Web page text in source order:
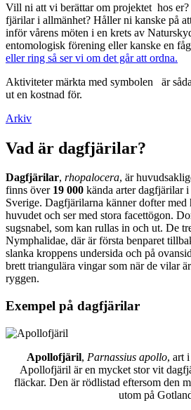
Vill ni att vi berättar om projektet hos
fjärilar i allmänhet? Håller ni kanske på
inför vårens möten i en krets av
entomologisk förening eller kanske en
eller ring så ser vi om det går att ordna.
Aktiviteter märkta med symbolen
är
ut en kostnad för.
Arkiv
Vad är dagfjärilar?
Dagfjärilar, rhopalocera, är
finns över 19 000 kända arter dagfjärilar
Sverige. Dagfjärilarna känner dofter med
huvudet och ser med stora facettögon.
sugsnabel, som kan rullas in och ut. De
Nymphalidae, där är första benparet
slanka kroppens undersida och på
brett triangulära vingar som när de vilar
ryggen.
Exempel på dagfjärilar
Apollofjäril, Parnassius apollo, art
Apollofjäril är en mycket stor vit
fläckar. Den är rödlistad eftersom den
utom på